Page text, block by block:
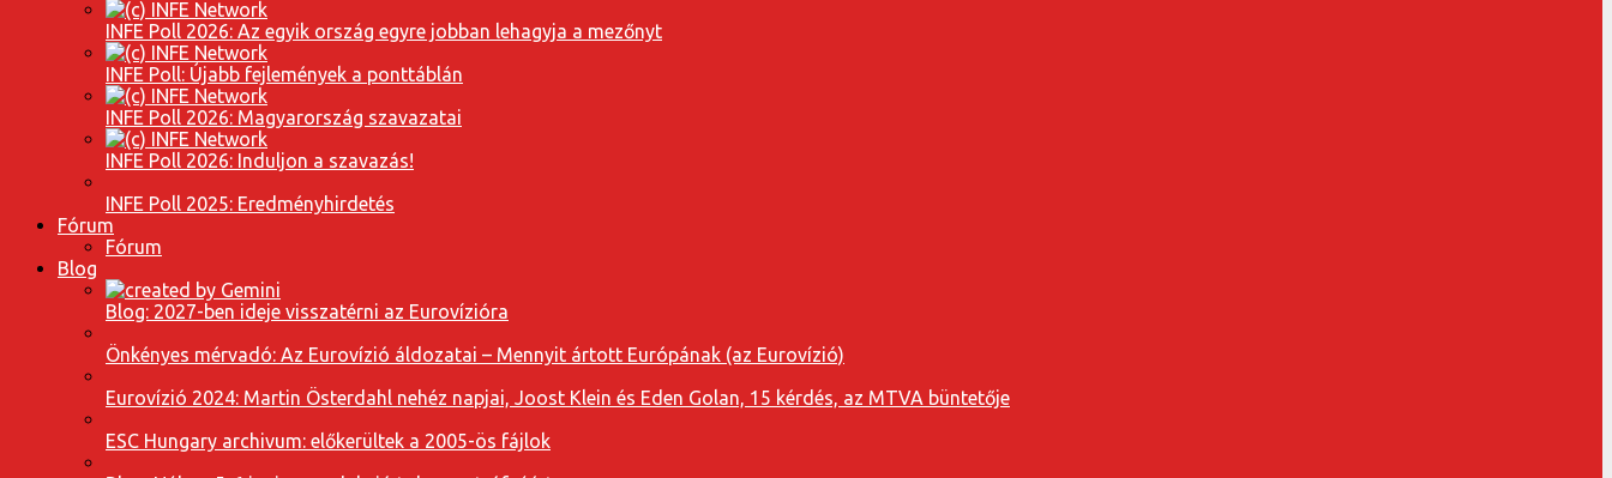
INFE Poll 2026: Az egyik ország egyre jobban lehagyja a mezőnyt
INFE Poll: Újabb fejlemények a ponttáblán
INFE Poll 2026: Magyarország szavazatai
INFE Poll 2026: Induljon a szavazás!
INFE Poll 2025: Eredményhirdetés
Fórum
Fórum
Blog
Blog: 2027-ben ideje visszatérni az Eurovízióra
Önkényes mérvadó: Az Eurovízió áldozatai – Mennyit ártott Európának (az Eurovízió)
Eurovízió 2024: Martin Österdahl nehéz napjai, Joost Klein és Eden Golan, 15 kérdés, az MTVA büntetője
ESC Hungary archivum: előkerültek a 2005-ös fájlok